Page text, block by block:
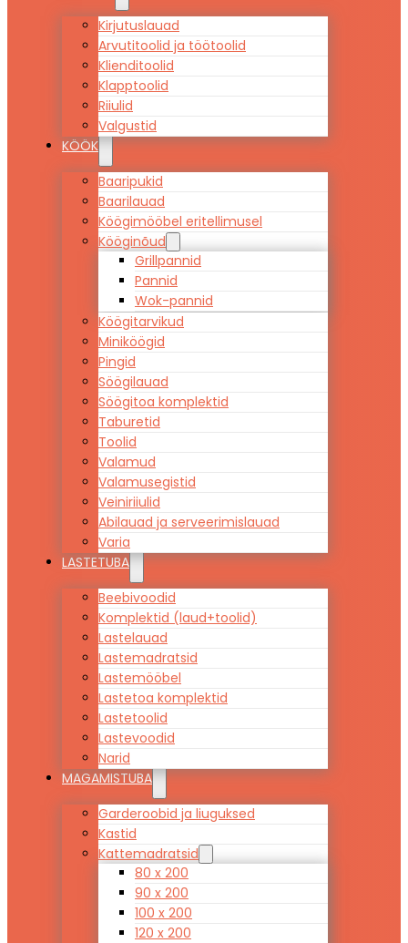
Kirjutuslauad
Arvutitoolid ja töötoolid
Klienditoolid
Klapptoolid
Riiulid
Valgustid
KÖÖK
Baaripukid
Baarilauad
Köögimööbel eritellimusel
Kööginõud
Grillpannid
Pannid
Wok-pannid
Köögitarvikud
Miniköögid
Pingid
Söögilauad
Söögitoa komplektid
Taburetid
Toolid
Valamud
Valamusegistid
Veiniriiulid
Abilauad ja serveerimislauad
Varia
LASTETUBA
Beebivoodid
Komplektid (laud+toolid)
Lastelauad
Lastemadratsid
Lastemööbel
Lastetoa komplektid
Lastetoolid
Lastevoodid
Narid
MAGAMISTUBA
Garderoobid ja liuguksed
Kastid
Kattemadratsid
80 x 200
90 x 200
100 x 200
120 x 200